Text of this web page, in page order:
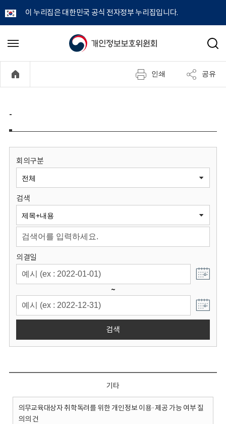
이 누리집은 대한민국 공식 전자정부 누리집입니다.
개
정
보
원
회
메
기
검
인쇄 공유
-
회의구분
검색
의결일
~
검색
기타
의무교육대상자 취학독려를 위한 개인정보 이용·제공 가능 여부 질
의의 건